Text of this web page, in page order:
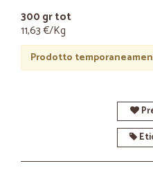
300 gr tot
11,63 €/Kg
Prodotto